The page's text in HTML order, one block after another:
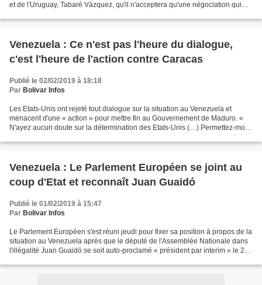
et de l'Uruguay, Tabaré Vázquez, qu'il n'acceptera qu'une négociation qui
Venezuela : Ce n'est pas l'heure du dialogue,
c'est l'heure de l'action contre Caracas
Publié le 02/02/2019 à 18:18
Par Bolivar Infos
Les Etats-Unis ont rejeté tout dialogue sur la situation au Venezuela et
menacent d'une « action » pour mettre fin au Gouvernement de Maduro. «
N'ayez aucun doute sur la détermination des Etats-Unis (…) Permettez-moi
Venezuela : Le Parlement Européen se joint au
coup d'Etat et reconnaît Juan Guaidó
Publié le 01/02/2019 à 15:47
Par Bolivar Infos
Le Parlement Européen s'est réuni jeudi pour fixer sa position à propos de la
situation au Venezuela après que le député de l'Assemblée Nationale dans
l'illégalité Juan Guaidó se soit auto-proclamé « président par interim » le 23